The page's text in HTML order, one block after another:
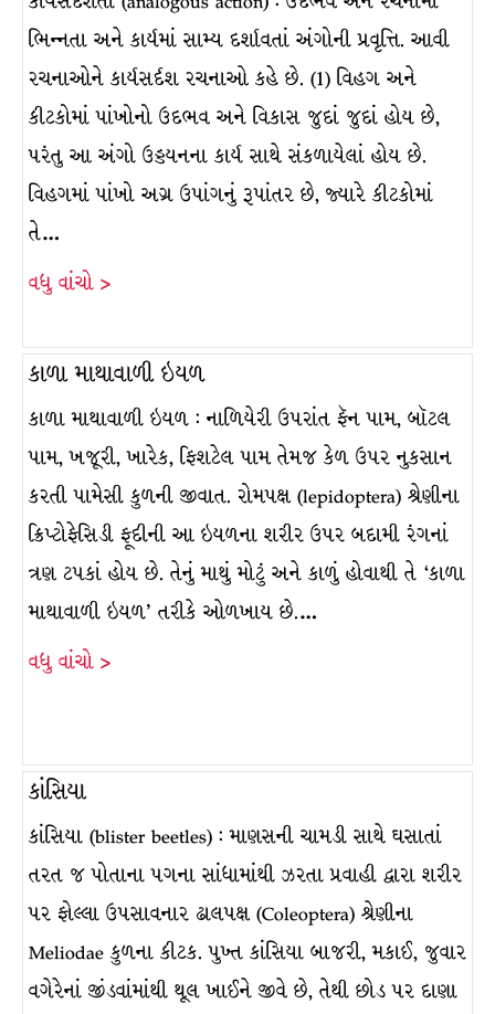
ભિન્નતા અને કાર્યમાં સામ્ય દર્શાવતાં અંગોની પ્રવૃત્તિ. આવી
રચનાઓને કાર્યસર્દશ રચનાઓ કહે છે. (1) વિહગ અને
કીટકોમાં પાંખોનો ઉદભવ અને વિકાસ જુદાં જુદાં હોય છે,
પરંતુ આ અંગો ઉડ્ડયનના કાર્ય સાથે સંકળાયેલાં હોય છે.
વિહગમાં પાંખો અગ્ર ઉપાંગનું રૂપાંતર છે, જ્યારે કીટકોમાં
તે…
વધુ વાંચો >
કાળા માથાવાળી ઇયળ
કાળા માથાવાળી ઇયળ : નાળિયેરી ઉપરાંત ફૅન પામ, બૉટલ
પામ, ખજૂરી, ખારેક, ફિશટેલ પામ તેમજ કેળ ઉપર નુકસાન
કરતી પામેસી કુળની જીવાત. રોમપક્ષ (lepidoptera) શ્રેણીના
ક્રિપ્ટોફેસિડી ફૂદીની આ ઇયળના શરીર ઉપર બદામી રંગનાં
ત્રણ ટપકાં હોય છે. તેનું માથું મોટું અને કાળું હોવાથી તે ‘કાળા
માથાવાળી ઇયળ’ તરીકે ઓળખાય છે.…
વધુ વાંચો >
કાંસિયા
કાંસિયા (blister beetles) : માણસની ચામડી સાથે ઘસાતાં
તરત જ પોતાના પગના સાંધામાંથી ઝરતા પ્રવાહી દ્વારા શરીર
પર ફોલ્લા ઉપસાવનાર ઢાલપક્ષ (Coleoptera) શ્રેણીના
Meliodae કુળના કીટક. પુખ્ત કાંસિયા બાજરી, મકાઈ, જુવાર
વગેરેનાં જીંડવાંમાંથી થૂલ ખાઈને જીવે છે, તેથી છોડ પર દાણા